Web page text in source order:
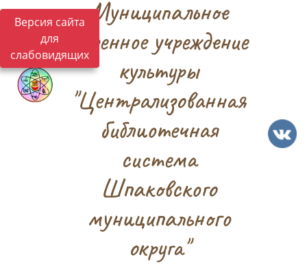
Версия сайта
для
слабовидящих
Муниципальное
казенное учреждение
культуры
"Централизованная
библиотечная
система
Шпаковского
муниципального
округа"